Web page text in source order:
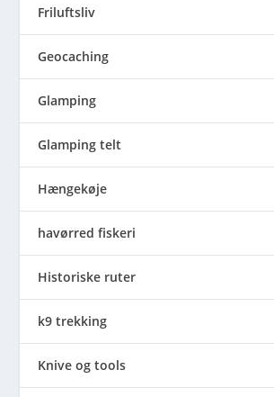
Friluftsliv
Geocaching
Glamping
Glamping telt
Hængekøje
havørred fiskeri
Historiske ruter
k9 trekking
Knive og tools